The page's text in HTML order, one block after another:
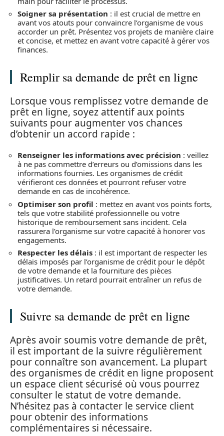
Soigner sa présentation : il est crucial de mettre en
avant vos atouts pour convaincre l’organisme de vous
accorder un prêt. Présentez vos projets de manière claire
et concise, et mettez en avant votre capacité à gérer vos
finances.
Remplir sa demande de prêt en ligne
Lorsque vous remplissez votre demande de
prêt en ligne, soyez attentif aux points
suivants pour augmenter vos chances
d’obtenir un accord rapide :
Renseigner les informations avec précision : veillez
à ne pas commettre d’erreurs ou d’omissions dans les
informations fournies. Les organismes de crédit
vérifieront ces données et pourront refuser votre
demande en cas de incohérence.
Optimiser son profil : mettez en avant vos points forts,
tels que votre stabilité professionnelle ou votre
historique de remboursement sans incident. Cela
rassurera l’organisme sur votre capacité à honorer vos
engagements.
Respecter les délais : il est important de respecter les
délais imposés par l’organisme de crédit pour le dépôt
de votre demande et la fourniture des pièces
justificatives. Un retard pourrait entraîner un refus de
votre demande.
Suivre sa demande de prêt en ligne
Après avoir soumis votre demande de prêt,
il est important de la suivre régulièrement
pour connaître son avancement. La plupart
des organismes de crédit en ligne proposent
un espace client sécurisé où vous pourrez
consulter le statut de votre demande.
N’hésitez pas à contacter le service client
pour obtenir des informations
complémentaires si nécessaire.